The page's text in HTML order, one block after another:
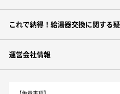
これで納得！給湯器交換に関する
運営会社情報